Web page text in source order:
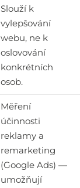
Slouží k
vylepšování
webu, ne k
oslovování
konkrétních
osob.
Měření
účinnosti
reklamy a
remarketing
(Google Ads) —
umožňují